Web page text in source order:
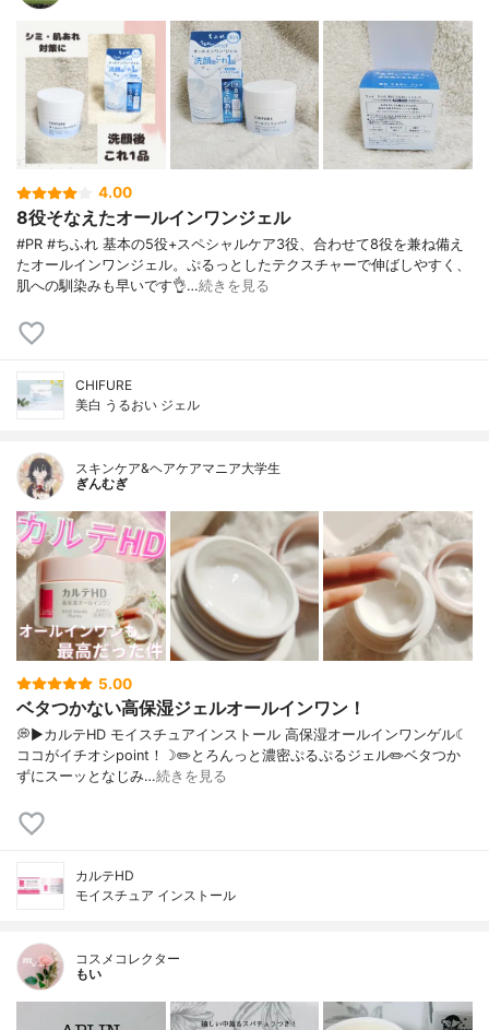
4.00
8役そなえたオールインワンジェル
#PR #ちふれ 基本の5役+スペシャルケア3役、合わせて8役を兼ね備え
たオールインワンジェル。ぷるっとしたテクスチャーで伸ばしやすく、
肌への馴染みも早いです👌…続きを見る
CHIFURE
美白 うるおい ジェル
スキンケア&ヘアケアマニア大学生
ぎんむぎ
5.00
ベタつかない高保湿ジェルオールインワン！
💭▶️カルテHD モイスチュアインストール 高保湿オールインワンゲル☾
ココがイチオシpoint！☽✏️とろんっと濃密ぷるぷるジェル✏️ベタつか
ずにスーッとなじみ…続きを見る
カルテHD
モイスチュア インストール
コスメコレクター
もい